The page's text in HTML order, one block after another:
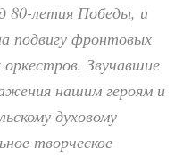
80-летия Победы, и
подвигу фронтовых
Звучавшие
нашим героям и
духовому
творческое